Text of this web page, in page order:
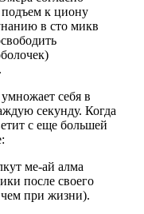
к циону
в сто микв
себя в
секунду. Когда
с еще большей
ме-ай алма
после своего
при жизни).